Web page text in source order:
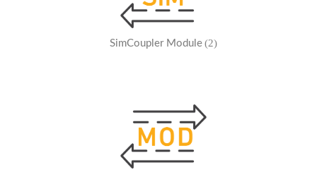
SimCoupler Module (2)